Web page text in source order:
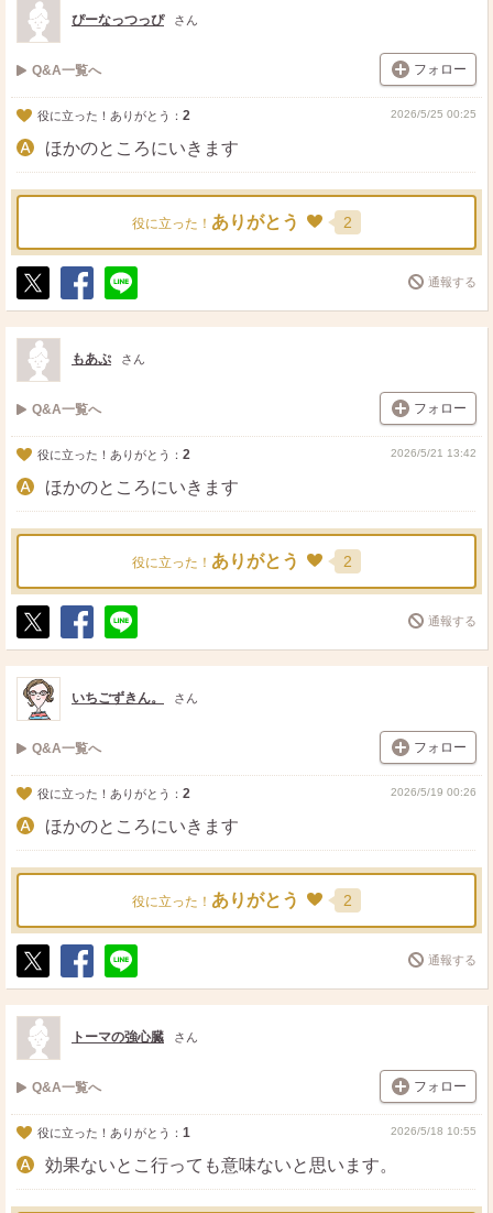
ぴーなっつっぴ さん
Q&A一覧へ フォロー
役に立った！ありがとう： 2 2026/5/25 00:25
ほかのところにいきます
役に立った！ ありがとう 2
ポ
ス
ト
シ
ェ
送
る
通報する
もあぷ さん
Q&A一覧へ フォロー
役に立った！ありがとう： 2 2026/5/21 13:42
ほかのところにいきます
役に立った！ ありがとう 2
ポ
ス
ト
シ
ェ
送
る
通報する
いちごずきん。 さん
Q&A一覧へ フォロー
役に立った！ありがとう： 2 2026/5/19 00:26
ほかのところにいきます
役に立った！ ありがとう 2
ポ
ス
ト
シ
ェ
送
る
通報する
トーマの強心臓 さん
Q&A一覧へ フォロー
役に立った！ありがとう： 1 2026/5/18 10:55
効果ないとこ行っても意味ないと思います。